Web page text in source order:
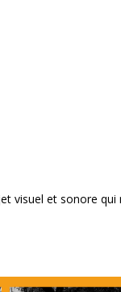
visuel et sonore